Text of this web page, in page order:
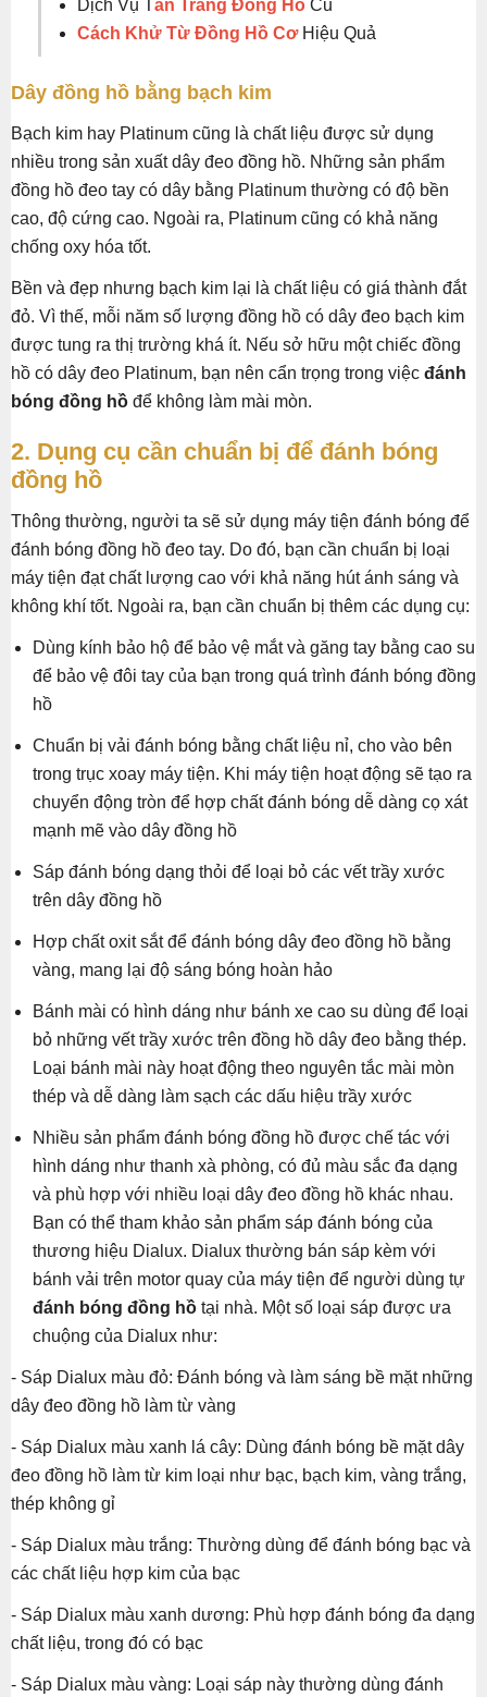
Dịch Vụ T ân Trang Đồng Hồ Cũ
Cách Khử Từ Đồng Hồ CơHiệu Quả
Dây đồng hồ bằng bạch kim
Bạch kim hay Platinum cũng là chất liệu được sử dụng
nhiều trong sản xuất dây đeo đồng hồ. Những sản phẩm
đồng hồ đeo tay có dây bằng Platinum thường có độ bền
cao, độ cứng cao. Ngoài ra, Platinum cũng có khả năng
chống oxy hóa tốt.
Bền và đẹp nhưng bạch kim lại là chất liệu có giá thành đắt
đỏ. Vì thế, mỗi năm số lượng đồng hồ có dây đeo bạch kim
được tung ra thị trường khá ít. Nếu sở hữu một chiếc đồng
hồ có dây đeo Platinum, bạn nên cẩn trọng trong việc đánh
bóng đồng hồ để không làm mài mòn.
2. Dụng cụ cần chuẩn bị để đánh bóng
đồng hồ
Thông thường, người ta sẽ sử dụng máy tiện đánh bóng để
đánh bóng đồng hồ đeo tay. Do đó, bạn cần chuẩn bị loại
máy tiện đạt chất lượng cao với khả năng hút ánh sáng và
không khí tốt. Ngoài ra, bạn cần chuẩn bị thêm các dụng cụ:
Dùng kính bảo hộ để bảo vệ mắt và găng tay bằng cao su
để bảo vệ đôi tay của bạn trong quá trình đánh bóng đồng
hồ
Chuẩn bị vải đánh bóng bằng chất liệu nỉ, cho vào bên
trong trục xoay máy tiện. Khi máy tiện hoạt động sẽ tạo ra
chuyển động tròn để hợp chất đánh bóng dễ dàng cọ xát
mạnh mẽ vào dây đồng hồ
Sáp đánh bóng dạng thỏi để loại bỏ các vết trầy xước
trên dây đồng hồ
Hợp chất oxit sắt để đánh bóng dây đeo đồng hồ bằng
vàng, mang lại độ sáng bóng hoàn hảo
Bánh mài có hình dáng như bánh xe cao su dùng để loại
bỏ những vết trầy xước trên đồng hồ dây đeo bằng thép.
Loại bánh mài này hoạt động theo nguyên tắc mài mòn
thép và dễ dàng làm sạch các dấu hiệu trầy xước
Nhiều sản phẩm đánh bóng đồng hồ được chế tác với
hình dáng như thanh xà phòng, có đủ màu sắc đa dạng
và phù hợp với nhiều loại dây đeo đồng hồ khác nhau.
Bạn có thể tham khảo sản phẩm sáp đánh bóng của
thương hiệu Dialux. Dialux thường bán sáp kèm với
bánh vải trên motor quay của máy tiện để người dùng tự
đánh bóng đồng hồ tại nhà. Một số loại sáp được ưa
chuộng của Dialux như:
- Sáp Dialux màu đỏ: Đánh bóng và làm sáng bề mặt những
dây đeo đồng hồ làm từ vàng
- Sáp Dialux màu xanh lá cây: Dùng đánh bóng bề mặt dây
đeo đồng hồ làm từ kim loại như bạc, bạch kim, vàng trắng,
thép không gỉ
- Sáp Dialux màu trắng: Thường dùng để đánh bóng bạc và
các chất liệu hợp kim của bạc
- Sáp Dialux màu xanh dương: Phù hợp đánh bóng đa dạng
chất liệu, trong đó có bạc
- Sáp Dialux màu vàng: Loại sáp này thường dùng đánh